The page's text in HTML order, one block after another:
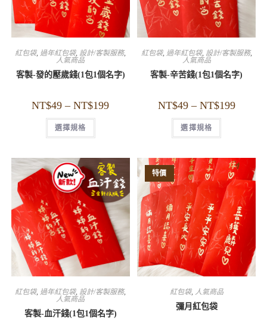
紅包袋, 過年紅包袋, 設計/客製服務,
人氣商品
客製-發的壓歲錢(1包1個名字)
NT$49 –NT$199
選擇規格
紅包袋, 過年紅包袋, 設計/客製服務,
人氣商品
客製-辛苦錢(1包1個名字)
NT$49– NT$199
選擇規格
紅包袋, 過年紅包袋, 設計/客製服務,
人氣商品
客製-血汗錢(1包1個名字)
特價
紅包袋, 人氣商品
彌月紅包袋